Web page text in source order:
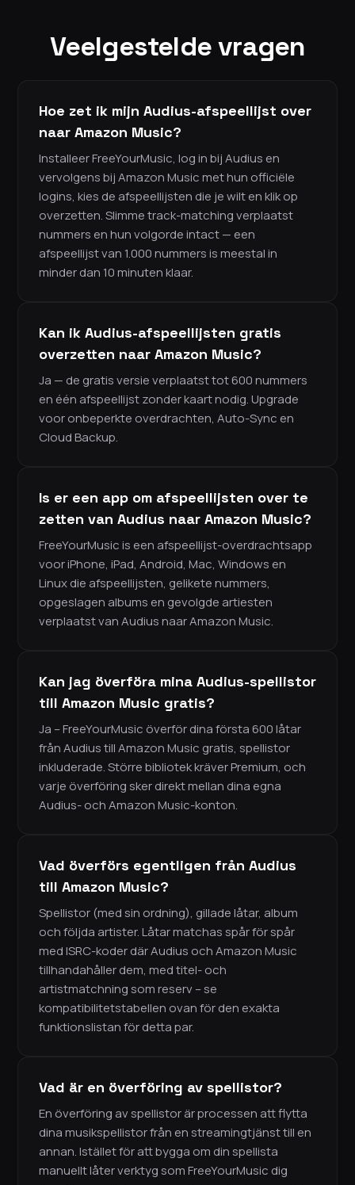
Veelgestelde vragen
Hoe zet ik mijn Audius-afspeellijst over
naar Amazon Music?
Installeer FreeYourMusic, log in bij Audius en
vervolgens bij Amazon Music met hun officiële
logins, kies de afspeellijsten die je wilt en klik op
overzetten. Slimme track-matching verplaatst
nummers en hun volgorde intact — een
afspeellijst van 1.000 nummers is meestal in
minder dan 10 minuten klaar.
Kan ik Audius-afspeellijsten gratis
overzetten naar Amazon Music?
Ja — de gratis versie verplaatst tot 600 nummers
en één afspeellijst zonder kaart nodig. Upgrade
voor onbeperkte overdrachten, Auto-Sync en
Cloud Backup.
Is er een app om afspeellijsten over te
zetten van Audius naar Amazon Music?
FreeYourMusic is een afspeellijst-overdrachtsapp
voor iPhone, iPad, Android, Mac, Windows en
Linux die afspeellijsten, gelikete nummers,
opgeslagen albums en gevolgde artiesten
verplaatst van Audius naar Amazon Music.
Kan jag överföra mina Audius-spellistor
till Amazon Music gratis?
Ja – FreeYourMusic överför dina första 600 låtar
från Audius till Amazon Music gratis, spellistor
inkluderade. Större bibliotek kräver Premium, och
varje överföring sker direkt mellan dina egna
Audius- och Amazon Music-konton.
Vad överförs egentligen från Audius
till Amazon Music?
Spellistor (med sin ordning), gillade låtar, album
och följda artister. Låtar matchas spår för spår
med ISRC-koder där Audius och Amazon Music
tillhandahåller dem, med titel- och
artistmatchning som reserv – se
kompatibilitetstabellen ovan för den exakta
funktionslistan för detta par.
Vad är en överföring av spellistor?
En överföring av spellistor är processen att flytta
dina musikspellistor från en streamingtjänst till en
annan. Istället för att bygga om din spellista
manuellt låter verktyg som FreeYourMusic dig